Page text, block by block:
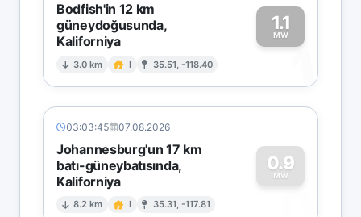
Bodfish'in 12 km
güneydoğusunda,
Kaliforniya
3.0 km I 35.51, -118.40
1.1
MW
1
03:03:45 07.08.2026
Johannesburg'un 17 km
batı-güneybatısında,
Kaliforniya
8.2 km I 35.31, -117.81
0.9
MW